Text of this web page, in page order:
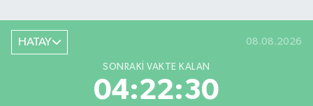
HATAY 08.08.2026
SONRAKI VAKTE KALAN
04:22:30